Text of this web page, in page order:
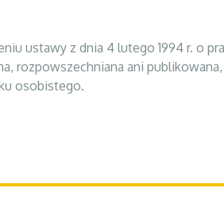
ustawy z dnia 4 lutego 1994 r. o
rozpowszechniana ani
osobistego.